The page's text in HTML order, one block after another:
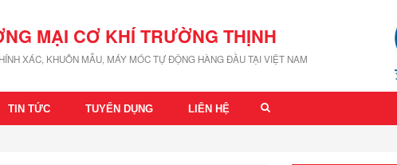
MẠI CƠ KHÍ TRƯỜNG THỊNH
XÁC, KHUÔN MẪU, MÁY MÓC TỰ ĐỘNG HÀNG ĐẦU TẠI VIỆT NAM
TIN TỨC TUYỂN DỤNG LIÊN HỆ